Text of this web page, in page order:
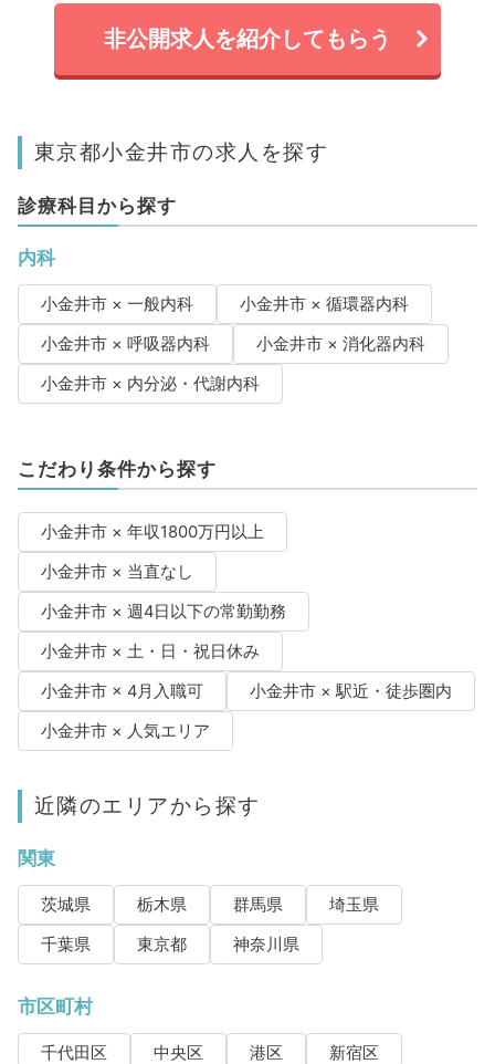
非公開求人を紹介してもらう
東京都小金井市の求人を探す
診療科目から探す
内科
小金井市 × 一般内科
小金井市 × 循環器内科
小金井市 × 呼吸器内科
小金井市 × 消化器内科
小金井市 × 内分泌・代謝内科
こだわり条件から探す
小金井市 × 年収1800万円以上
小金井市 × 当直なし
小金井市 × 週4日以下の常勤勤務
小金井市 × 土・日・祝日休み
小金井市 × 4月入職可
小金井市 × 駅近・徒歩圏内
小金井市 × 人気エリア
近隣のエリアから探す
関東
茨城県 栃木県 群馬県
埼玉県
千葉県
東京都 神奈川県
市区町村
千代田区 中央区 港区
新宿区